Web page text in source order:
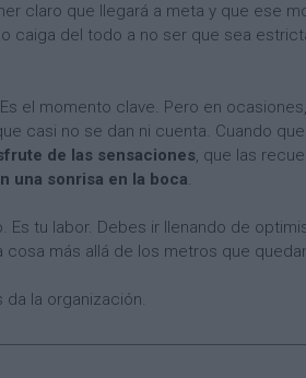
claro que llegará a meta y que ese
caiga del todo a no ser que sea
Es el momento clave. Pero en
casi no se dan ni cuenta. Cuando
de las sensaciones, que las
una sonrisa en la boca.
Es tu labor. Debes ir llenando de
más allá de los metros que
la organización.